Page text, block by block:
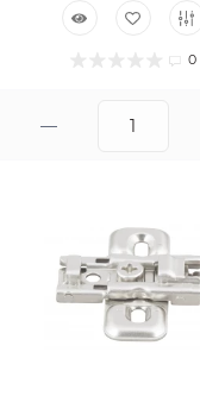
0